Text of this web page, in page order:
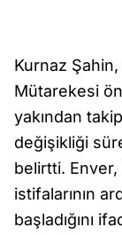
Kurnaz
Mütarekesi
yakından
değişikliği
belirtti. Enver,
istifalarının
başladığını